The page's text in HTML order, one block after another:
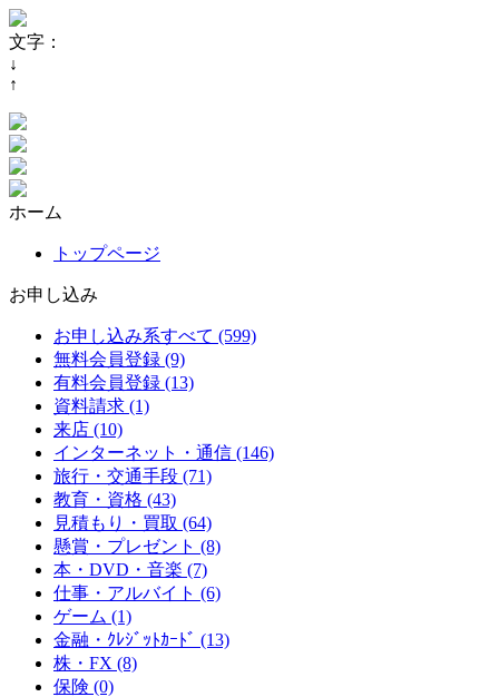
文字：
↓
↑
ホーム
トップページ
お申し込み
お申し込み系すべて (599)
無料会員登録 (9)
有料会員登録 (13)
資料請求 (1)
来店 (10)
インターネット・通信 (146)
旅行・交通手段 (71)
教育・資格 (43)
見積もり・買取 (64)
懸賞・プレゼント (8)
本・DVD・音楽 (7)
仕事・アルバイト (6)
ゲーム (1)
金融・ｸﾚｼﾞｯﾄｶｰﾄﾞ (13)
株・FX (8)
保険 (0)